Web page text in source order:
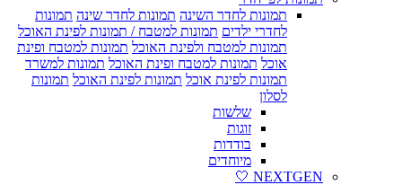
תמונות לחדר השינה תמונות לחדר שינה תמונות
לחדרי ילדים תמונות למטבח / תמונות לפינת האוכל
תמונות למטבח ולפינת האוכל תמונות למטבח ופינת
אוכל תמונות למטבח ופינת האוכל תמונות למשרד
תמונות לפינת אוכל תמונות לפינת האוכל תמונות
לסלון
שלשות
זוגות
בודדות
מיוחדים
NEXTGEN 🤍